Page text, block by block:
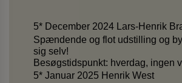
5* December 2024 Lars-Henrik
Spændende og flot udstilling og
sig selv!
Besøgstidspunkt: hverdag, ingen
5* Januar 2025 Henrik West